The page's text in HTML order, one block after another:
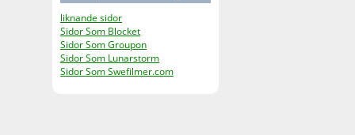
liknande sidor
Sidor Som Blocket
Sidor Som Groupon
Sidor Som Lunarstorm
Sidor Som Swefilmer.com